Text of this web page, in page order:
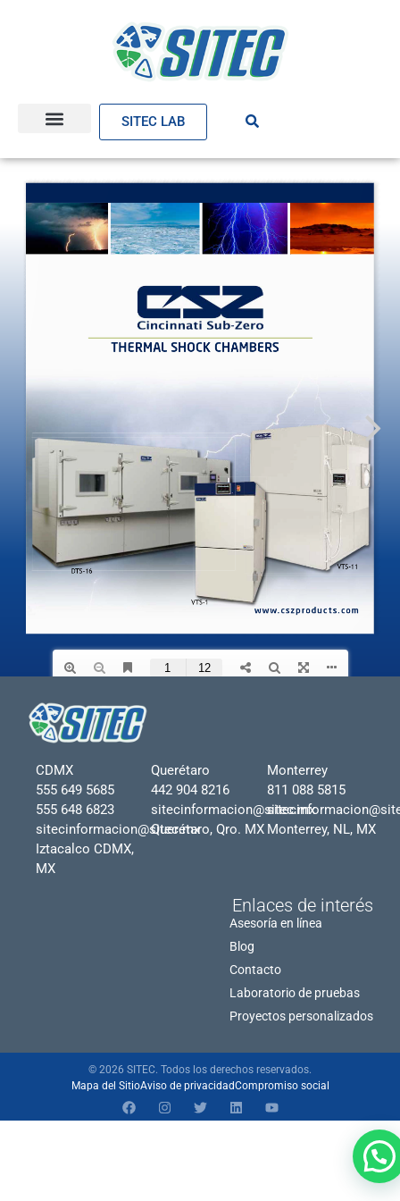
SITEC LAB
CDMX
555 649 5685
555 648 6823
sitecinformacion@sitec.mx
Iztacalco CDMX,
MX
Querétaro
442 904 8216
sitecinformacion@sitec.mx
Querétaro, Qro. MX
Monterrey
811 088 5815
Monterrey, NL, MX
Enlaces de interés
Asesoría en línea
Blog
Contacto
Laboratorio de pruebas
Proyectos personalizados
© 2026 SITEC. Todos los derechos reservados.
Mapa del SitioAviso de privacidadCompromiso social